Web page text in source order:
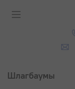
Шлагбаумы